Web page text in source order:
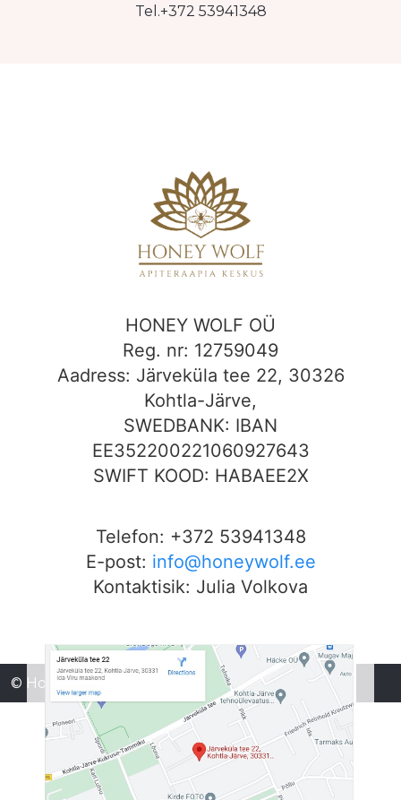
Tel.+372 53941348
HONEY WOLF OÜ
Reg. nr: 12759049
Aadress: Järveküla tee 22, 30326
Kohtla-Järve,
SWEDBANK: IBAN
EE352200221060927643
SWIFT KOOD: HABAEE2X
Telefon: +372 53941348
E-post: info@honeywolf.ee
Kontaktisik: Julia Volkova
© HoneyWolf OÜ 2026, Design by CompLand